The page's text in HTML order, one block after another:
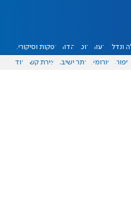
ונדל"ן דעות אוכל יהדות הפקות וסיקורים
ספורט פורומים אתר ישיבה יצירת קשר עוד